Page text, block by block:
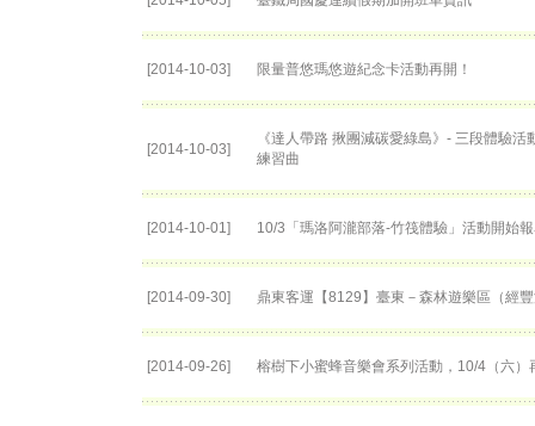
[2014-10-03] 限量普悠瑪悠遊紀念卡活動再開！
[2014-10-03]
《達人帶路 揪團減碳愛綠島》- 三段體驗
練習曲
[2014-10-01] 10/3「瑪洛阿瀧部落-竹筏體驗」活動開始
[2014-09-30] 鼎東客運【8129】臺東－森林遊樂區（經
[2014-09-26] 榕樹下小蜜蜂音樂會系列活動，10/4（六）